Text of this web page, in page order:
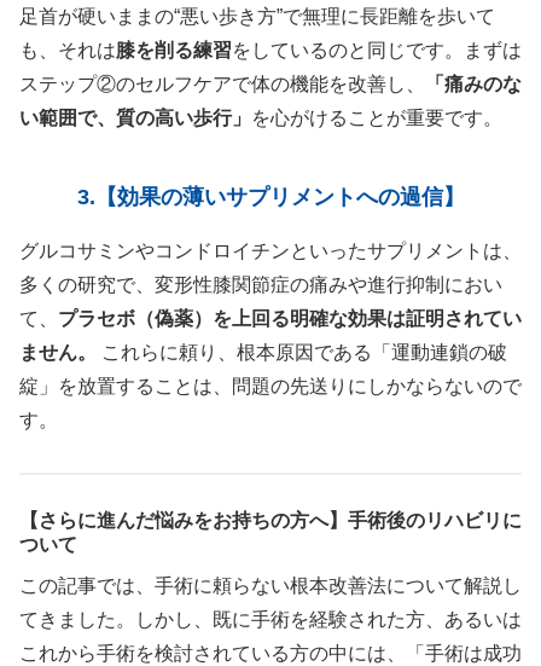
足首が硬いままの“悪い歩き方”で無理に長距離を歩いて
も、それは膝を削る練習をしているのと同じです。まずは
ステップ②のセルフケアで体の機能を改善し、
「痛みのな
い範囲で、質の高い歩行」
を心がけることが重要です。
3.【効果の薄いサプリメントへの過信】
グルコサミンやコンドロイチンといったサプリメントは、
多くの研究で、変形性膝関節症の痛みや進行抑制におい
て、 プラセボ（偽薬）を上回る明確な効果は証明されてい
ません。
これらに頼り、根本原因である「運動連鎖の破
綻」を放置することは、問題の先送りにしかならないので
す。
【さらに進んだ悩みをお持ちの方へ】手術後のリハビリに
ついて
この記事では、手術に頼らない根本改善法について解説し
てきました。しかし、既に手術を経験された方、あるいは
これから手術を検討されている方の中には、「手術は成功